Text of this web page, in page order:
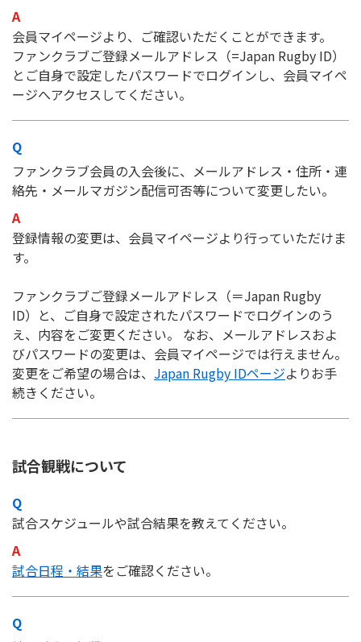
会員マイページより、ご確認いただくことができます。
ファンクラブご登録メールアドレス（=Japan Rugby ID）
とご自身で設定したパスワードでログインし、会員マイペ
ージへアクセスしてください。
ファンクラブ会員の入会後に、メールアドレス・住所・連
絡先・メールマガジン配信可否等について変更したい。
登録情報の変更は、会員マイページより行っていただけま
す。
ファンクラブご登録メールアドレス（＝Japan Rugby
ID）と、ご自身で設定されたパスワードでログインのう
え、内容をご変更ください。 なお、メールアドレスおよ
びパスワードの変更は、会員マイページでは行えません。
変更をご希望の場合は、 Japan Rugby IDページよりお手
続きください。
試合観戦について
試合スケジュールや試合結果を教えてください。
試合日程・結果をご確認ください。